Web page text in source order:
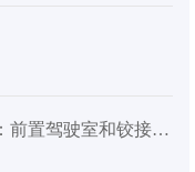
AIMIX AS-4.0 自装式混凝土搅拌车：前置驾驶室和铰接式底盘如何提升效率和安全性